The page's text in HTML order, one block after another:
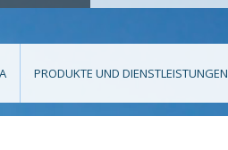
PRODUKTE UND DIENSTLEISTUNGEN